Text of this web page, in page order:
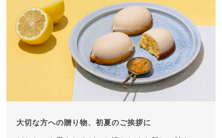
大切な方への贈り物、初夏のご挨拶に